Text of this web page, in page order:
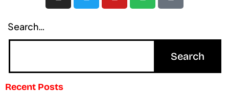
Search…
Recent Posts